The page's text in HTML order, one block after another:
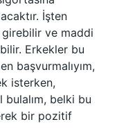
İşten
girebilir ve maddi
Erkekler bu
başvurmalıyım,
isterken,
bulalım, belki bu
bir pozitif